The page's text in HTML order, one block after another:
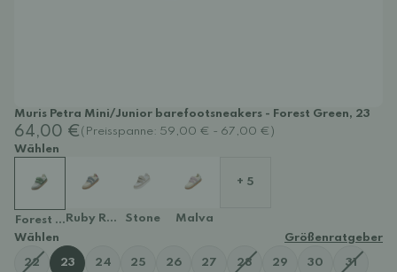
Muris Petra Mini/Junior barefootsneakers - Forest Green, 23
64,00 € (Preisspanne: 59,00 € - 67,00 €)
Wählen
Forest GreenRuby Red Stone Malva
+ 5
Wählen Größenratgeber
22 23 24 25 26 27 28 29 30 31